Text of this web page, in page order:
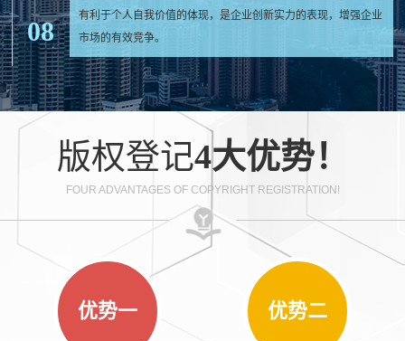
有利于个人自我价值的体现，是企业创新实力的表现，增强企业
市场的有效竞争。
08
版权登记4大优势！
FOUR ADVANTAGES OF COPYRIGHT REGISTRATION!
优势一 优势二